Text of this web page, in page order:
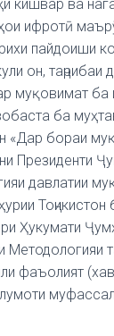
кишвар ва
ифротӣ
пайдоиши
он, таҷрибаи
муқовимат ба
ба
«Дар бораи
Президенти
давлатии
Ҳукумати
Методологияи
фаъолият